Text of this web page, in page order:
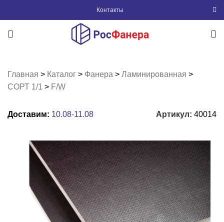
Контакты
Главная > Каталог > Фанера > Ламинированная >
СОРТ 1/1 > F/W
Доставим: 10.08-11.08 Артикул: 40014